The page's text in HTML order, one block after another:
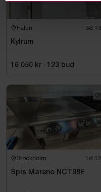
Falun 3d
Kylrum
16 050 kr · 123 bud
Stockholm 1d
Spis Mareno NCT98E